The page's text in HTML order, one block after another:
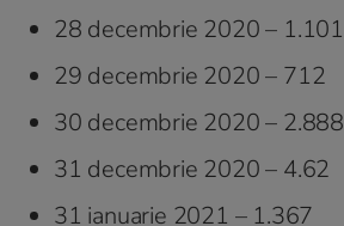
28 decembrie 2020 – 1.101
29 decembrie 2020 – 712
30 decembrie 2020 – 2.888
31 decembrie 2020 – 4.62
31 ianuarie 2021 – 1.367